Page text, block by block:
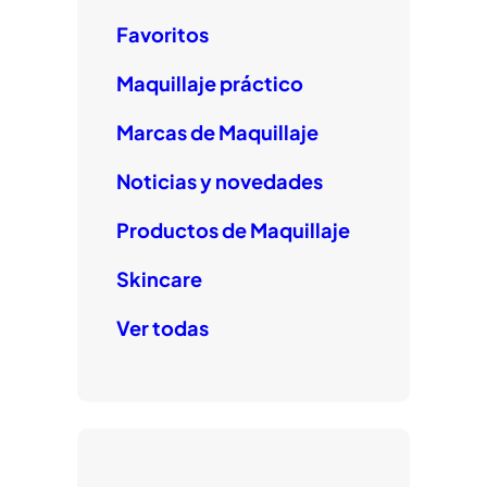
Favoritos
Maquillaje práctico
Marcas de Maquillaje
Noticias y novedades
Productos de Maquillaje
Skincare
Ver todas